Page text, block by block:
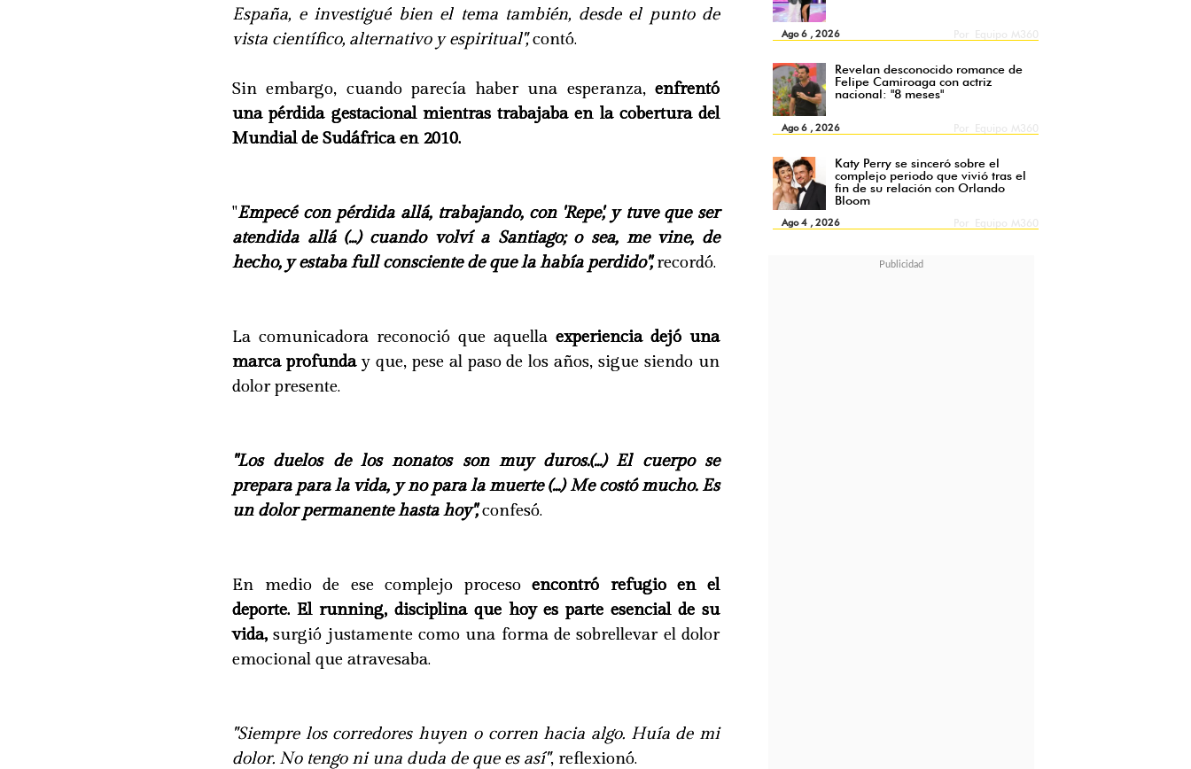
Ago 6 , 2026
Revelan desconocido romance de
Felipe Camiroaga con actriz
nacional: "8 meses"
Ago 6 , 2026
Katy Perry se sinceró sobre el
complejo periodo que vivió tras el
fin de su relación con Orlando
Bloom
Ago 4 , 2026
España, e investigué bien el tema también, desde el punto de
vista científico, alternativo y espiritual",contó.
Sin embargo, cuando parecía haber una esperanza, enfrentó
una pérdida gestacional mientras trabajaba en la cobertura del
Mundial de Sudáfrica en 2010.
"Empecé con pérdida allá, trabajando, con 'Repe', y tuve que ser
atendida allá (...) cuando volví a Santiago; o sea, me vine, de
hecho, y estaba full consciente de que la había perdido",recordó.
La comunicadora reconoció que aquella experiencia dejó una
marca profunday que, pese al paso de los años, sigue siendo un
dolor presente.
"Los duelos de los nonatos son muy duros.(...) El cuerpo se
prepara para la vida, y no para la muerte (...) Me costó mucho. Es
un dolor permanente hasta hoy",confesó.
En medio de ese complejo procesoencontró refugio en el
deporte. El running, disciplina que hoy es parte esencial de su
vida, surgió justamente como una forma de sobrellevar el dolor
emocional que atravesaba.
"Siempre los corredores huyen o corren hacia algo. Huía de mi
dolor. No tengo ni una duda de que es así", reflexionó.